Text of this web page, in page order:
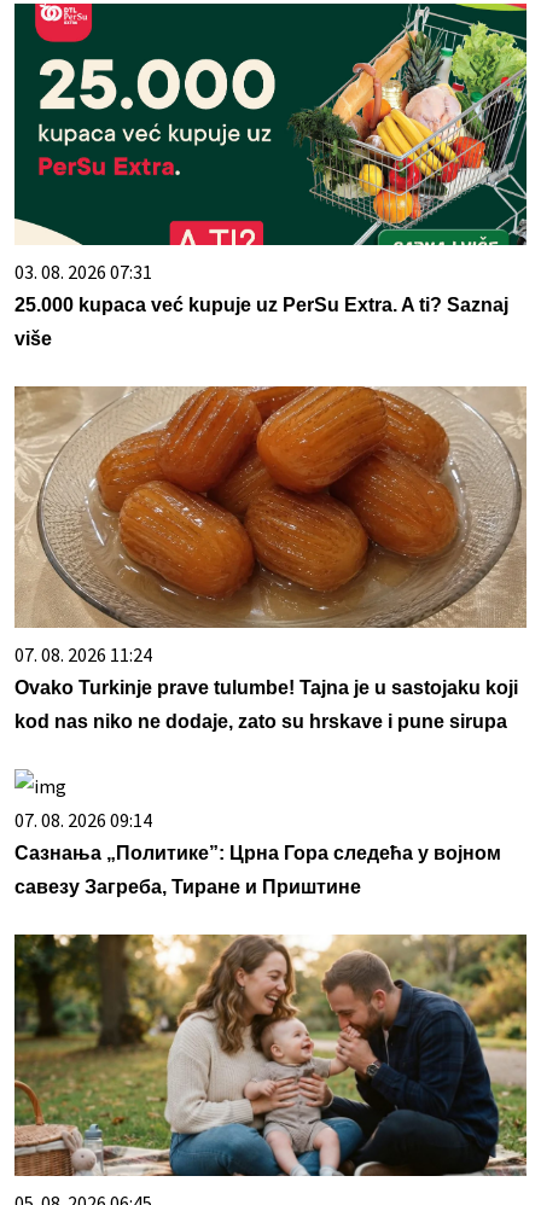
03. 08. 2026 07:31
25.000 kupaca već kupuje uz PerSu Extra. A ti? Saznaj
više
07. 08. 2026 11:24
Ovako Turkinje prave tulumbe! Tajna je u sastojaku koji
kod nas niko ne dodaje, zato su hrskave i pune sirupa
07. 08. 2026 09:14
Сазнања „Политике”: Црна Гора следећа у војном
савезу Загреба, Тиране и Приштине